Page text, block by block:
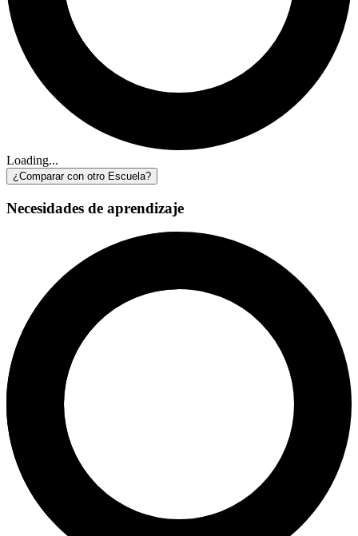
Loading...
¿Comparar con otro Escuela?
Necesidades de aprendizaje